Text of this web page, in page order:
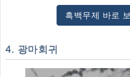
흑백무제 바로
4. 광마회귀